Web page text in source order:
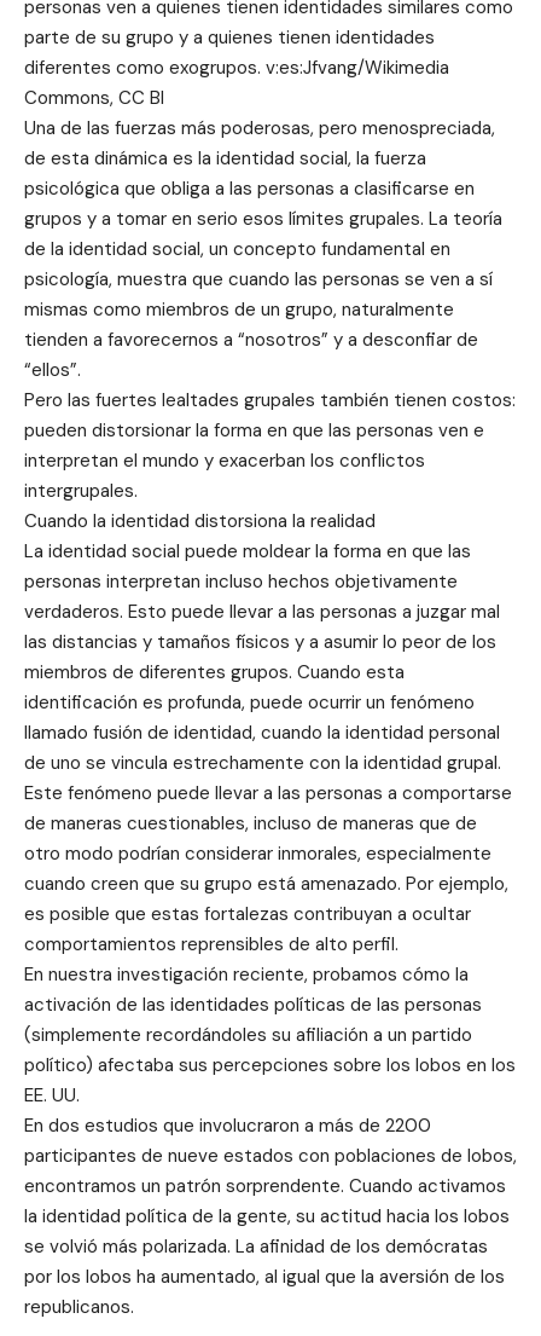
personas ven a quienes tienen identidades similares como
parte de su grupo y a quienes tienen identidades
diferentes como exogrupos. v:es:Jfvang/Wikimedia
Commons, CC BI
Una de las fuerzas más poderosas, pero menospreciada,
de esta dinámica es la identidad social, la fuerza
psicológica que obliga a las personas a clasificarse en
grupos y a tomar en serio esos límites grupales. La teoría
de la identidad social, un concepto fundamental en
psicología, muestra que cuando las personas se ven a sí
mismas como miembros de un grupo, naturalmente
tienden a favorecernos a “nosotros” y a desconfiar de
“ellos”.
Pero las fuertes lealtades grupales también tienen costos:
pueden distorsionar la forma en que las personas ven e
interpretan el mundo y exacerban los conflictos
intergrupales.
Cuando la identidad distorsiona la realidad
La identidad social puede moldear la forma en que las
personas interpretan incluso hechos objetivamente
verdaderos. Esto puede llevar a las personas a juzgar mal
las distancias y tamaños físicos y a asumir lo peor de los
miembros de diferentes grupos. Cuando esta
identificación es profunda, puede ocurrir un fenómeno
llamado fusión de identidad, cuando la identidad personal
de uno se vincula estrechamente con la identidad grupal.
Este fenómeno puede llevar a las personas a comportarse
de maneras cuestionables, incluso de maneras que de
otro modo podrían considerar inmorales, especialmente
cuando creen que su grupo está amenazado. Por ejemplo,
es posible que estas fortalezas contribuyan a ocultar
comportamientos reprensibles de alto perfil.
En nuestra investigación reciente, probamos cómo la
activación de las identidades políticas de las personas
(simplemente recordándoles su afiliación a un partido
político) afectaba sus percepciones sobre los lobos en los
EE. UU.
En dos estudios que involucraron a más de 2200
participantes de nueve estados con poblaciones de lobos,
encontramos un patrón sorprendente. Cuando activamos
la identidad política de la gente, su actitud hacia los lobos
se volvió más polarizada. La afinidad de los demócratas
por los lobos ha aumentado, al igual que la aversión de los
republicanos.